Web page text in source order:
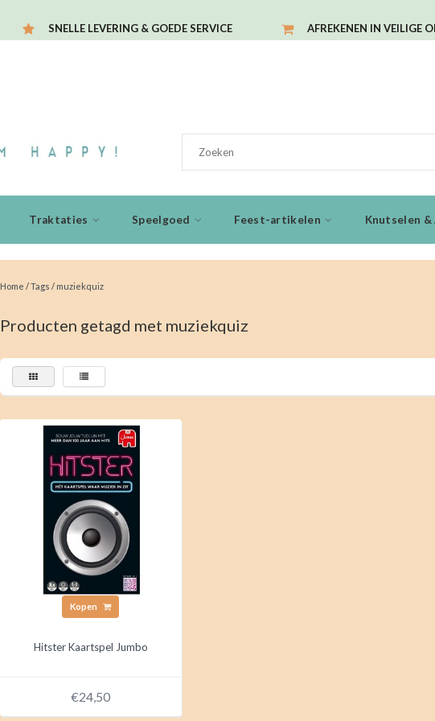
SNELLE LEVERING & GOEDE SERVICE AFREKENEN IN VEILIGE
Traktaties Speelgoed Feest-artikelen Knutselen
Home /Tags / muziekquiz
Producten getagd met muziekquiz
Kopen
Hitster Kaartspel Jumbo
€24,50